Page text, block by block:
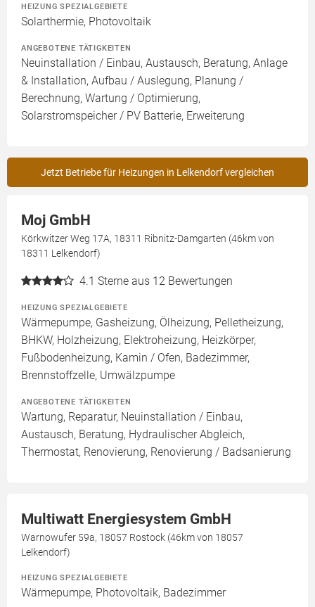
HEIZUNG SPEZIALGEBIETE
Solarthermie, Photovoltaik
ANGEBOTENE TÄTIGKEITEN
Neuinstallation / Einbau, Austausch, Beratung, Anlage
& Installation, Aufbau / Auslegung, Planung /
Berechnung, Wartung / Optimierung,
Solarstromspeicher / PV Batterie, Erweiterung
Jetzt Betriebe für Heizungen in Lelkendorf vergleichen
Moj GmbH
Körkwitzer Weg 17A, 18311 Ribnitz-Damgarten (46km von
18311 Lelkendorf)
4.1 Sterne aus 12 Bewertungen
HEIZUNG SPEZIALGEBIETE
Wärmepumpe, Gasheizung, Ölheizung, Pelletheizung,
BHKW, Holzheizung, Elektroheizung, Heizkörper,
Fußbodenheizung, Kamin / Ofen, Badezimmer,
Brennstoffzelle, Umwälzpumpe
ANGEBOTENE TÄTIGKEITEN
Wartung, Reparatur, Neuinstallation / Einbau,
Austausch, Beratung, Hydraulischer Abgleich,
Thermostat, Renovierung, Renovierung / Badsanierung
Multiwatt Energiesystem GmbH
Warnowufer 59a, 18057 Rostock (46km von 18057
Lelkendorf)
HEIZUNG SPEZIALGEBIETE
Wärmepumpe, Photovoltaik, Badezimmer